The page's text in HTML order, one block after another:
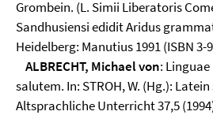
Grombein. (L. Simii Liberatoris
Sandhusiensi edidit Aridus
Heidelberg: Manutius 1991 (ISBN 3-
ALBRECHT, Michael von:
salutem. In: STROH, W. (Hg.):
Altsprachliche Unterricht 37,5